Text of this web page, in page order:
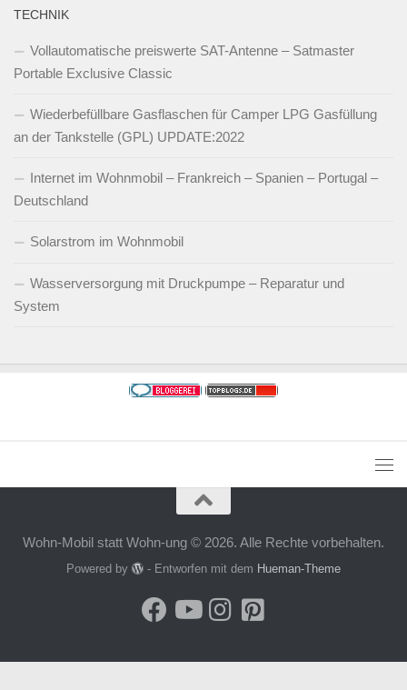
TECHNIK
Vollautomatische preiswerte SAT-Antenne – Satmaster
Portable Exclusive Classic
Wiederbefüllbare Gasflaschen für Camper LPG Gasfüllung
an der Tankstelle (GPL) UPDATE:2022
Internet im Wohnmobil – Frankreich – Spanien – Portugal –
Deutschland
Solarstrom im Wohnmobil
Wasserversorgung mit Druckpumpe – Reparatur und
System
Wohn-Mobil statt Wohn-ung © 2026. Alle Rechte vorbehalten.
Powered by - Entworfen mit dem Hueman-Theme